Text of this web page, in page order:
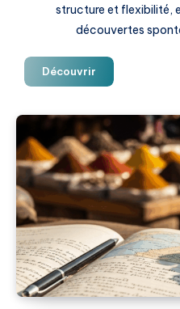
structure et flexibilité,
découvertes
Découvrir
Voyage
:
L’Art
de
Planifier
le
Circuit
Parfait